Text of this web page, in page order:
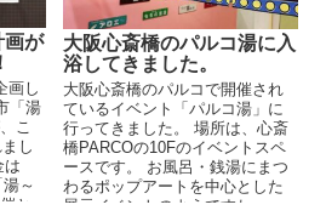
画が
画し
「湯
こ
し
は
～
と
大阪心斎橋のパルコ湯に入
浴してきました。
大阪心斎橋のパルコで開催され
ているイベント「パルコ湯」に
行ってきました。 場所は、心斎
橋PARCOの10Fのイベントスペ
ースです。 お風呂・銭湯にまつ
わるポップアートを中心とした
展示イベントのようですね。 ...